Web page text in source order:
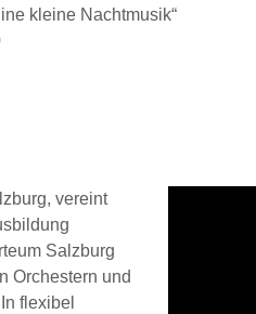
kleine Nachtmusik“
vereint
Salzburg
Orchestern und
flexibel